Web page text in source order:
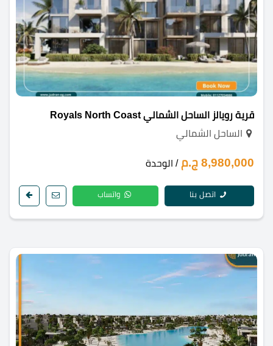
قرية رويالز الساحل الشمالي Royals North Coast
الساحل الشمالي
8,980,000 ج.م / الوحدة
اتصل بنا واتساب